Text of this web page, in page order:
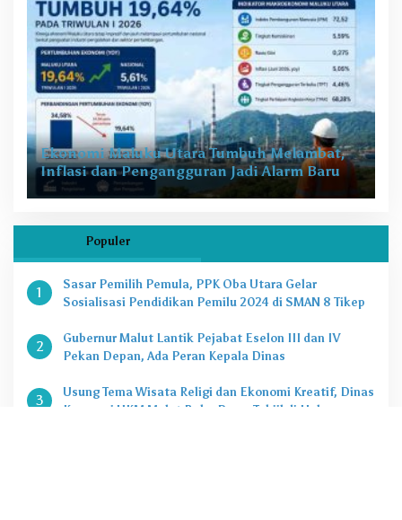
Ekonomi Maluku Utara Tumbuh Melambat,
Inflasi dan Pengangguran Jadi Alarm Baru
Populer
1
Sasar Pemilih Pemula, PPK Oba Utara Gelar
Sosialisasi Pendidikan Pemilu 2024 di SMAN 8 Tikep
2
Gubernur Malut Lantik Pejabat Eselon III dan IV
Pekan Depan, Ada Peran Kepala Dinas
3
Usung Tema Wisata Religi dan Ekonomi Kreatif, Dinas
Koperasi UKM Malut Buka Pasar Takjil di Halaman